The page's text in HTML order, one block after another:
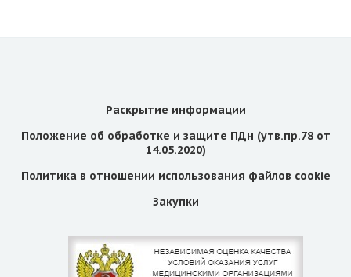
Раскрытие информации
Положение об обработке и защите ПДн (утв.пр.78 от
14.05.2020)
Политика в отношении использования файлов cookie
Закупки